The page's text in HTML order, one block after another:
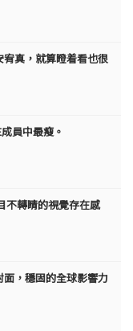
真，就算瞪着看也很
員中最瘦。
不轉睛的視覺存在感
面，穩固的全球影響力